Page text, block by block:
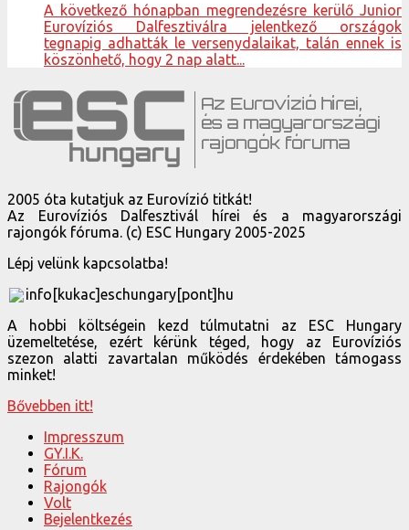
A következő hónapban megrendezésre kerülő Junior
Eurovíziós Dalfesztiválra jelentkező országok
tegnapig adhatták le versenydalaikat, talán ennek is
köszönhető, hogy 2 nap alatt...
2005 óta kutatjuk az Eurovízió titkát!
Az Eurovíziós Dalfesztivál hírei és a magyarországi
rajongók fóruma. (c) ESC Hungary 2005-2025
Lépj velünk kapcsolatba!
info[kukac]eschungary[pont]hu
A hobbi költségein kezd túlmutatni az ESC Hungary
üzemeltetése, ezért kérünk téged, hogy az Eurovíziós
szezon alatti zavartalan működés érdekében támogass
minket!
Bővebben itt!
Impresszum
GY.I.K.
Fórum
Rajongók
Volt
Bejelentkezés